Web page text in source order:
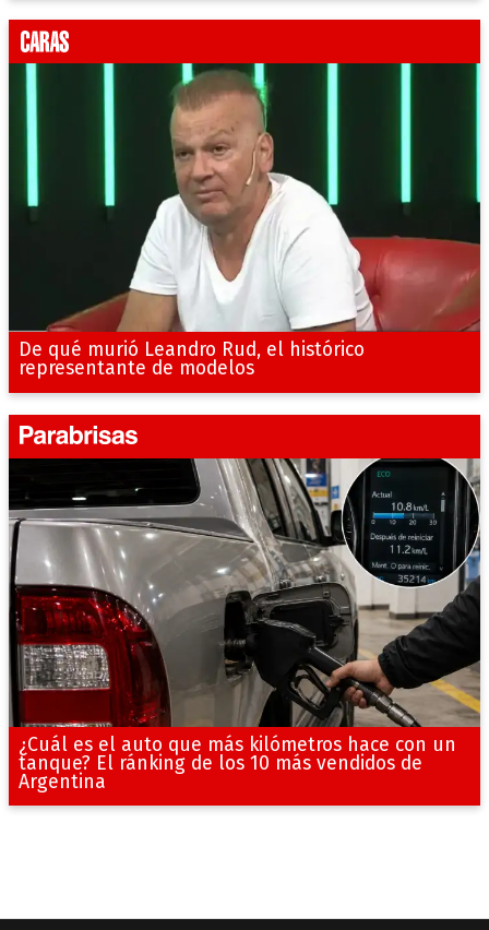
De qué murió Leandro Rud, el histórico
representante de modelos
¿Cuál es el auto que más kilómetros hace con un
tanque? El ránking de los 10 más vendidos de
Argentina